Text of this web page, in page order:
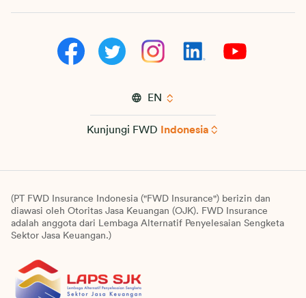
EN
Kunjungi FWD Indonesia
(PT FWD Insurance Indonesia ("FWD Insurance") berizin dan
diawasi oleh Otoritas Jasa Keuangan (OJK). FWD Insurance
adalah anggota dari Lembaga Alternatif Penyelesaian Sengketa
Sektor Jasa Keuangan.)